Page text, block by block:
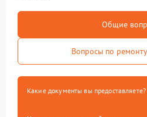
Общие
Вопросы по
Какие документы вы предоставляете?